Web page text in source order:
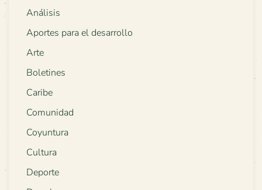
Análisis
Aportes para el desarrollo
Arte
Boletines
Caribe
Comunidad
Coyuntura
Cultura
Deporte